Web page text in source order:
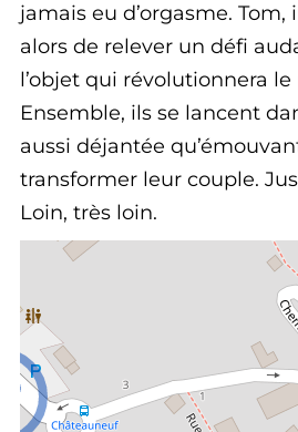
jamais eu d’orgasme.
alors de relever un défi
l’objet qui révolutionnera
Ensemble, ils se lancent
aussi déjantée
transformer leur couple.
Loin, très loin.